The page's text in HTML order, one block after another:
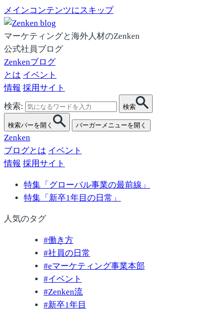
メインコンテンツにスキップ
マーケティングと海外人材のZenken
公式社員ブログ
Zenkenブログ
とは イベント
情報 採用サイト
検索:
検索
検索バーを開く バーガーメニューを開く
Zenken
ブログとは イベント
情報 採用サイト
特集「グローバル事業の最前線」
特集「新卒1年目の日常」
人気のタグ
#働き方
#社員の日常
#eマーケティング事業本部
#イベント
#Zenken流
#新卒1年目